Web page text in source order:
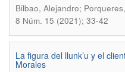
Bilbao, Alejandro;
8 Núm. 15 (2021); 33-42
La figura del llunk’u y el
Morales